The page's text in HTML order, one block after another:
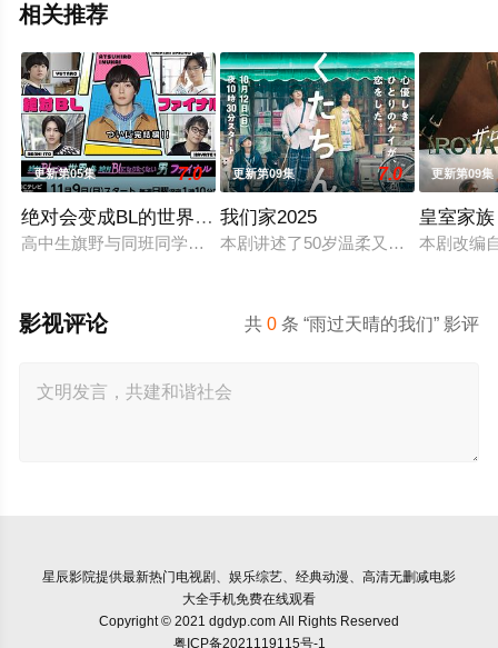
相关推荐
更新第05集 7.0
绝对会变成BL的世界VS绝不想变成BL的男人最终章
高中生旗野与同班同学菊池曾同时向“路人”告白，虽勉强化解尴
更新第09集 7.0
我们家2025
本剧讲述了50岁温柔又有些笨拙的同
更新第09集
皇室家族
本剧改编
共0 条 “雨过天晴的我们” 影评
影视评论
星辰影院提供最新热门电视剧、娱乐综艺、经典动漫、高清无删减电影
大全手机免费在线观看
Copyright © 2021 dgdyp.com All Rights Reserved
粤ICP备2021119115号-1